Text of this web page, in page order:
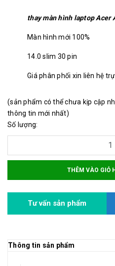
thay màn hình laptop Acer
Màn hình mới 100%
14.0 slim 30 pin
Giá phân phối xin liên hệ
(sản phẩm có thể chưa kịp cập
thông tin mới nhất)
Số lượng:
THÊM VÀO GIỎ
Tư vấn sản phẩm
Thông tin sản phẩm